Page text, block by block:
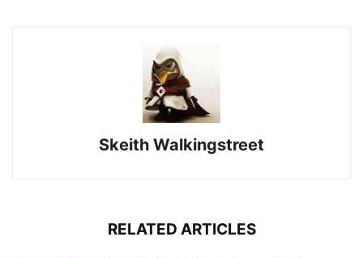
Skeith Walkingstreet
RELATED ARTICLES